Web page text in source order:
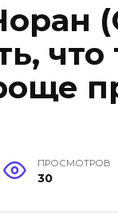
ПРОСМОТРОВ
30